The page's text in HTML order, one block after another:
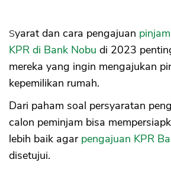
Syarat dan cara pengajuan
KPR di Bank Nobu di 2023
mereka yang ingin mengajukan
kepemilikan rumah.
Dari paham soal persyaratan
calon peminjam bisa
lebih baik agar pengajuan KPR
disetujui.